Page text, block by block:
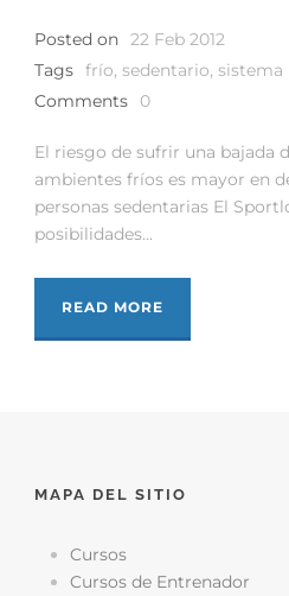
Posted on 22 Feb 2012
Tags frío, sedentario, sistema
Comments
0
El riesgo de sufrir una bajada
ambientes fríos es mayor en
personas sedentarias El
posibilidades...
READ MORE
MAPA DEL SITIO
Cursos
Cursos de Entrenador